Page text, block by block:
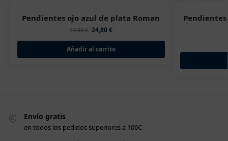
Pendientes ojo azul de plata Roman
31,00€ 24,80€
Añadir al carrito
Envío gratis
en todos los pedidos superiores a 100€